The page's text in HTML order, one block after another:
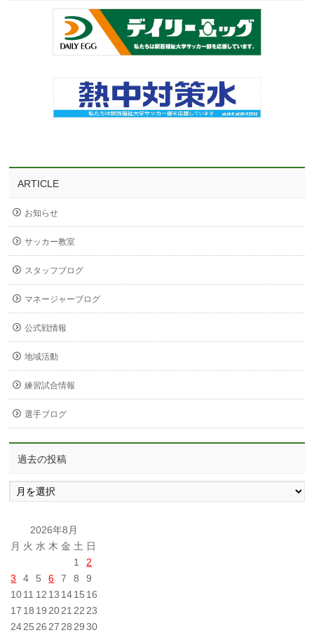
ARTICLE
お知らせ
サッカー教室
スタッフブログ
マネージャーブログ
公式戦情報
地域活動
練習試合情報
選手ブログ
過去の投稿
過
去
稿
2026年8月
月 火 水 木 金 土 日
1
2
3
4 5 6 7 8
9
1011 12 13 1415 16
17 18 19 2021 22 23
2425 26 27 28 29 30